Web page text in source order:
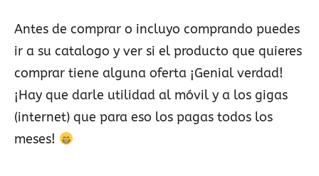
Antes de comprar o incluyo comprando puedes
ir a su catalogo y ver si el producto que quieres
comprar tiene alguna oferta ¡Genial verdad!
¡Hay que darle utilidad al móvil y a los gigas
(internet) que para eso los pagas todos los
meses!